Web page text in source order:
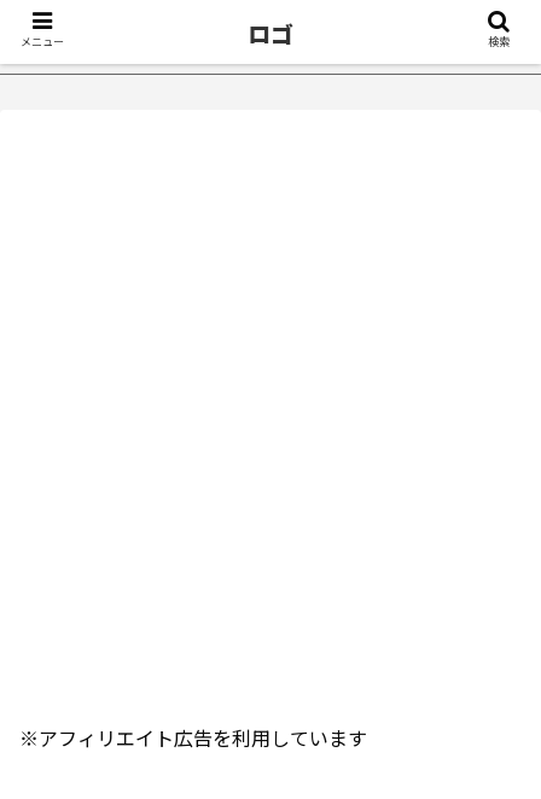
け５選｜不眠症体験談 【18万再生】YouTube：うつ病が
※アフィリエイト広告を利用しています
メニュー ロゴ 検索